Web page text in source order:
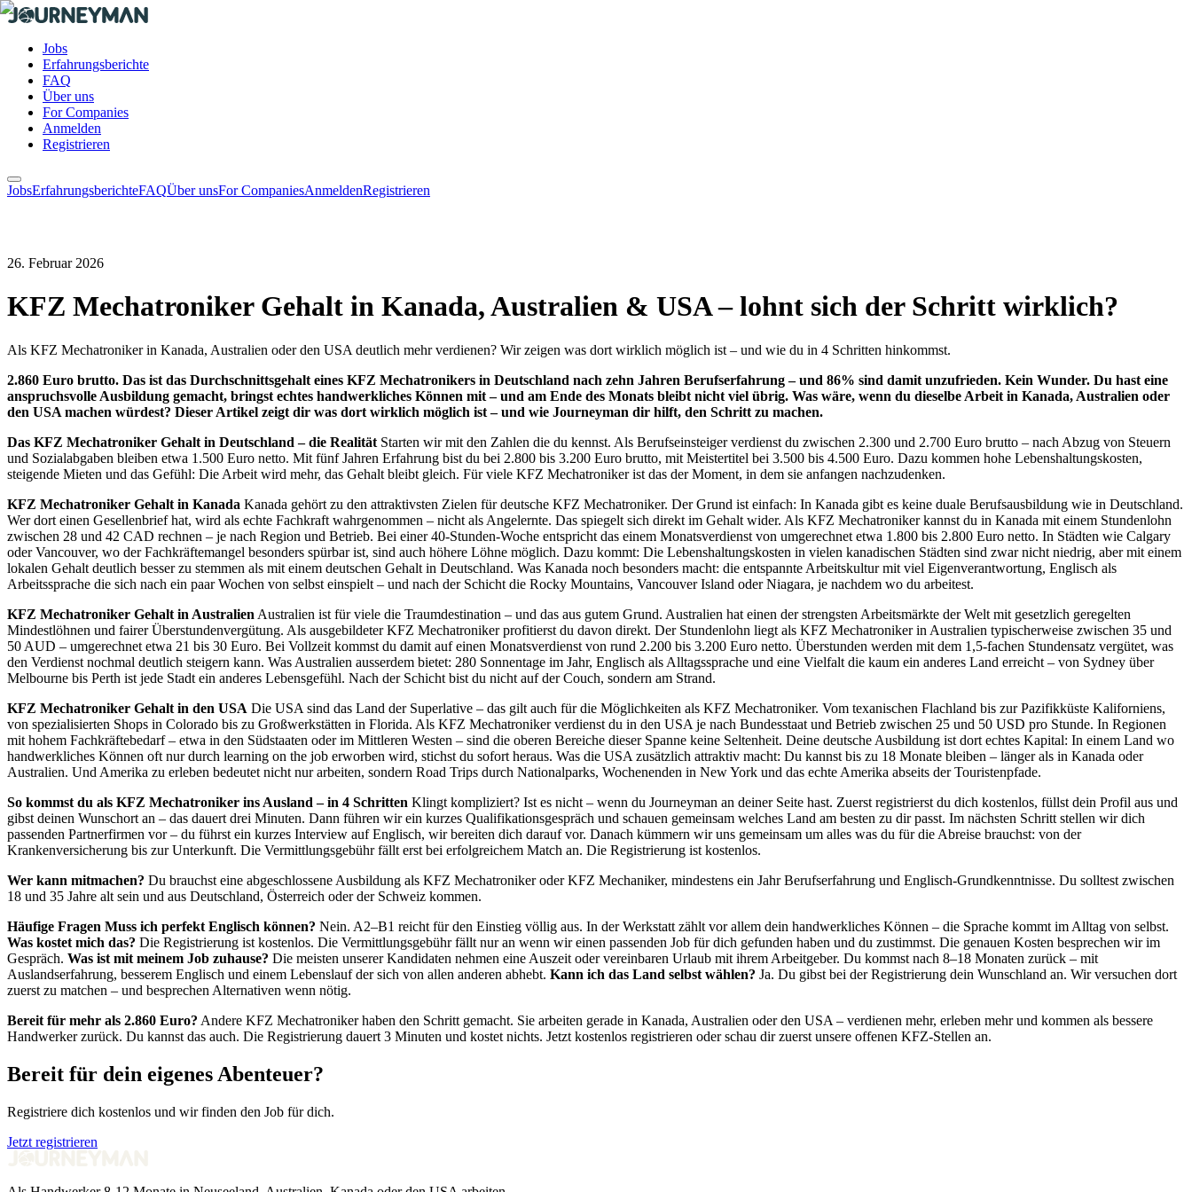
Jobs
Erfahrungsberichte
FAQ
Über uns
For Companies
Anmelden
Registrieren
JobsErfahrungsberichteFAQÜber unsFor CompaniesAnmeldenRegistrieren
26. Februar 2026
KFZ Mechatroniker Gehalt in Kanada, Australien & USA – lohnt sich der Schritt wirklich?
Als KFZ Mechatroniker in Kanada, Australien oder den USA deutlich mehr verdienen? Wir zeigen was dort wirklich möglich ist – und wie du in 4 Schritten hinkommst.
2.860 Euro brutto. Das ist das Durchschnittsgehalt eines KFZ Mechatronikers in Deutschland nach zehn Jahren Berufserfahrung – und 86% sind damit unzufrieden. Kein Wunder. Du hast eine
anspruchsvolle Ausbildung gemacht, bringst echtes handwerkliches Können mit – und am Ende des Monats bleibt nicht viel übrig. Was wäre, wenn du dieselbe Arbeit in Kanada, Australien oder
den USA machen würdest? Dieser Artikel zeigt dir was dort wirklich möglich ist – und wie Journeyman dir hilft, den Schritt zu machen.
Das KFZ Mechatroniker Gehalt in Deutschland – die Realität Starten wir mit den Zahlen die du kennst. Als Berufseinsteiger verdienst du zwischen 2.300 und 2.700 Euro brutto – nach Abzug von Steuern
und Sozialabgaben bleiben etwa 1.500 Euro netto. Mit fünf Jahren Erfahrung bist du bei 2.800 bis 3.200 Euro brutto, mit Meistertitel bei 3.500 bis 4.500 Euro. Dazu kommen hohe Lebenshaltungskosten,
steigende Mieten und das Gefühl: Die Arbeit wird mehr, das Gehalt bleibt gleich. Für viele KFZ Mechatroniker ist das der Moment, in dem sie anfangen nachzudenken.
KFZ Mechatroniker Gehalt in Kanada Kanada gehört zu den attraktivsten Zielen für deutsche KFZ Mechatroniker. Der Grund ist einfach: In Kanada gibt es keine duale Berufsausbildung wie in Deutschland.
Wer dort einen Gesellenbrief hat, wird als echte Fachkraft wahrgenommen – nicht als Angelernte. Das spiegelt sich direkt im Gehalt wider. Als KFZ Mechatroniker kannst du in Kanada mit einem Stundenlohn
zwischen 28 und 42 CAD rechnen – je nach Region und Betrieb. Bei einer 40-Stunden-Woche entspricht das einem Monatsverdienst von umgerechnet etwa 1.800 bis 2.800 Euro netto. In Städten wie Calgary
oder Vancouver, wo der Fachkräftemangel besonders spürbar ist, sind auch höhere Löhne möglich. Dazu kommt: Die Lebenshaltungskosten in vielen kanadischen Städten sind zwar nicht niedrig, aber mit einem
lokalen Gehalt deutlich besser zu stemmen als mit einem deutschen Gehalt in Deutschland. Was Kanada noch besonders macht: die entspannte Arbeitskultur mit viel Eigenverantwortung, Englisch als
Arbeitssprache die sich nach ein paar Wochen von selbst einspielt – und nach der Schicht die Rocky Mountains, Vancouver Island oder Niagara, je nachdem wo du arbeitest.
KFZ Mechatroniker Gehalt in Australien Australien ist für viele die Traumdestination – und das aus gutem Grund. Australien hat einen der strengsten Arbeitsmärkte der Welt mit gesetzlich geregelten
Mindestlöhnen und fairer Überstundenvergütung. Als ausgebildeter KFZ Mechatroniker profitierst du davon direkt. Der Stundenlohn liegt als KFZ Mechatroniker in Australien typischerweise zwischen 35 und
50 AUD – umgerechnet etwa 21 bis 30 Euro. Bei Vollzeit kommst du damit auf einen Monatsverdienst von rund 2.200 bis 3.200 Euro netto. Überstunden werden mit dem 1,5-fachen Stundensatz vergütet, was
den Verdienst nochmal deutlich steigern kann. Was Australien ausserdem bietet: 280 Sonnentage im Jahr, Englisch als Alltagssprache und eine Vielfalt die kaum ein anderes Land erreicht – von Sydney über
Melbourne bis Perth ist jede Stadt ein anderes Lebensgefühl. Nach der Schicht bist du nicht auf der Couch, sondern am Strand.
KFZ Mechatroniker Gehalt in den USA Die USA sind das Land der Superlative – das gilt auch für die Möglichkeiten als KFZ Mechatroniker. Vom texanischen Flachland bis zur Pazifikküste Kaliforniens,
von spezialisierten Shops in Colorado bis zu Großwerkstätten in Florida. Als KFZ Mechatroniker verdienst du in den USA je nach Bundesstaat und Betrieb zwischen 25 und 50 USD pro Stunde. In Regionen
mit hohem Fachkräftebedarf – etwa in den Südstaaten oder im Mittleren Westen – sind die oberen Bereiche dieser Spanne keine Seltenheit. Deine deutsche Ausbildung ist dort echtes Kapital: In einem Land wo
handwerkliches Können oft nur durch learning on the job erworben wird, stichst du sofort heraus. Was die USA zusätzlich attraktiv macht: Du kannst bis zu 18 Monate bleiben – länger als in Kanada oder
Australien. Und Amerika zu erleben bedeutet nicht nur arbeiten, sondern Road Trips durch Nationalparks, Wochenenden in New York und das echte Amerika abseits der Touristenpfade.
So kommst du als KFZ Mechatroniker ins Ausland – in 4 Schritten Klingt kompliziert? Ist es nicht – wenn du Journeyman an deiner Seite hast. Zuerst registrierst du dich kostenlos, füllst dein Profil aus und
gibst deinen Wunschort an – das dauert drei Minuten. Dann führen wir ein kurzes Qualifikationsgespräch und schauen gemeinsam welches Land am besten zu dir passt. Im nächsten Schritt stellen wir dich
passenden Partnerfirmen vor – du führst ein kurzes Interview auf Englisch, wir bereiten dich darauf vor. Danach kümmern wir uns gemeinsam um alles was du für die Abreise brauchst: von der
Krankenversicherung bis zur Unterkunft. Die Vermittlungsgebühr fällt erst bei erfolgreichem Match an. Die Registrierung ist kostenlos.
Wer kann mitmachen? Du brauchst eine abgeschlossene Ausbildung als KFZ Mechatroniker oder KFZ Mechaniker, mindestens ein Jahr Berufserfahrung und Englisch-Grundkenntnisse. Du solltest zwischen
18 und 35 Jahre alt sein und aus Deutschland, Österreich oder der Schweiz kommen.
Häufige Fragen Muss ich perfekt Englisch können? Nein. A2–B1 reicht für den Einstieg völlig aus. In der Werkstatt zählt vor allem dein handwerkliches Können – die Sprache kommt im Alltag von selbst.
Was kostet mich das? Die Registrierung ist kostenlos. Die Vermittlungsgebühr fällt nur an wenn wir einen passenden Job für dich gefunden haben und du zustimmst. Die genauen Kosten besprechen wir im
Gespräch. Was ist mit meinem Job zuhause? Die meisten unserer Kandidaten nehmen eine Auszeit oder vereinbaren Urlaub mit ihrem Arbeitgeber. Du kommst nach 8–18 Monaten zurück – mit
Auslandserfahrung, besserem Englisch und einem Lebenslauf der sich von allen anderen abhebt. Kann ich das Land selbst wählen? Ja. Du gibst bei der Registrierung dein Wunschland an. Wir versuchen dort
zuerst zu matchen – und besprechen Alternativen wenn nötig.
Bereit für mehr als 2.860 Euro? Andere KFZ Mechatroniker haben den Schritt gemacht. Sie arbeiten gerade in Kanada, Australien oder den USA – verdienen mehr, erleben mehr und kommen als bessere
Handwerker zurück. Du kannst das auch. Die Registrierung dauert 3 Minuten und kostet nichts. Jetzt kostenlos registrieren oder schau dir zuerst unsere offenen KFZ-Stellen an.
Bereit für dein eigenes Abenteuer?
Registriere dich kostenlos und wir finden den Job für dich.
Jetzt registrieren